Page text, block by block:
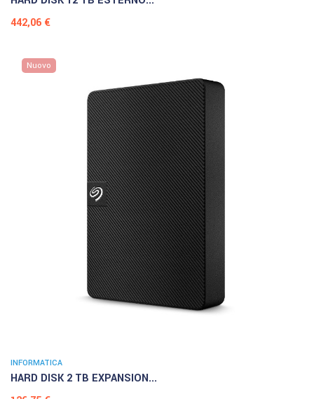
Prezzo
442,06 €
Nuovo
INFORMATICA
HARD DISK 2 TB EXPANSION...